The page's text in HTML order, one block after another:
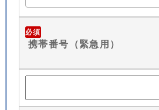
必須
携帯番号（緊急用）